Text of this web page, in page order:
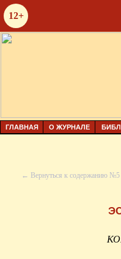
12+
ГЛАВНАЯ О ЖУРНАЛЕ
← Вернуться к содержанию №5